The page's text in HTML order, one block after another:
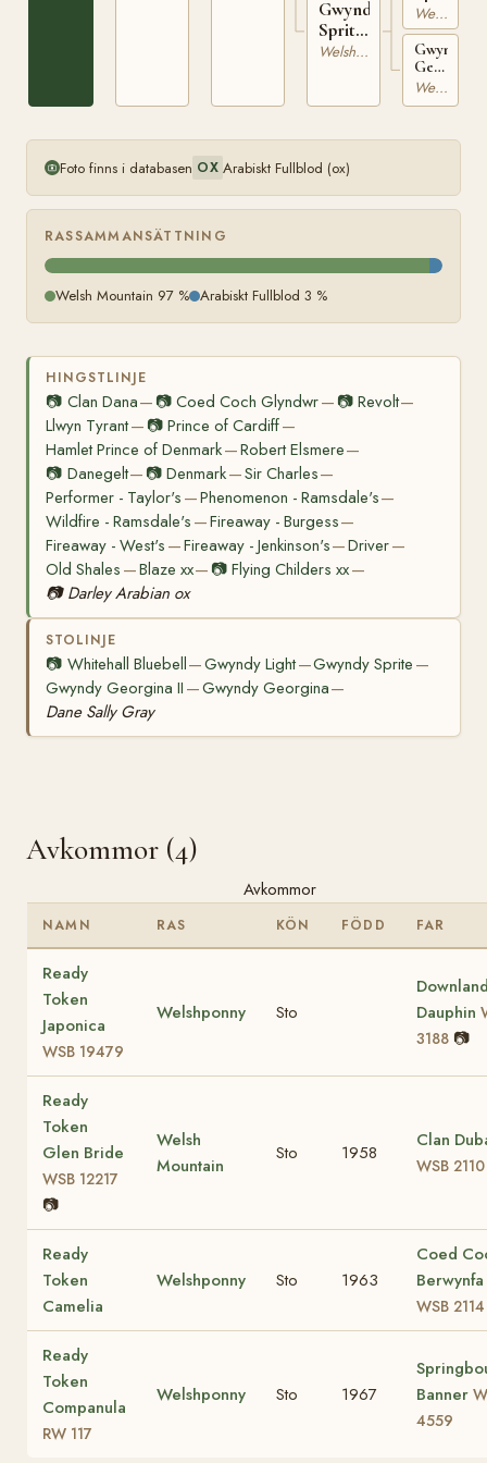
Gwyndy
Sprite
WSBWelsh Mountain
WSB
1036
Welsh Mountain
Gwyndy
Georgina
II
WSB
Welsh Mountain
Foto finns i databasen OX Arabiskt Fullblod (ox)
RASSAMMANSÄTTNING
Welsh Mountain 97 % Arabiskt Fullblod 3 %
HINGSTLINJE
📷 Clan Dana— 📷Coed Coch Glyndwr— 📷 Revolt—
Llwyn Tyrant— 📷Prince of Cardiff—
Hamlet Prince of Denmark—Robert Elsmere—
📷 Danegelt— 📷Denmark—Sir Charles—
Performer - Taylor's —Phenomenon - Ramsdale's—
Wildfire - Ramsdale's —Fireaway - Burgess—
Fireaway - West's —Fireaway - Jenkinson's—Driver—
Old Shales —Blaze xx— 📷Flying Childers xx—
📷 Darley Arabian ox
STOLINJE
📷 Whitehall Bluebell—Gwyndy Light—Gwyndy Sprite —
Gwyndy Georgina II —Gwyndy Georgina—
Dane Sally Gray
Avkommor (4)
Avkommor
NAMN RAS KÖN FÖDD FAR
Ready
Token
Japonica
WSB 19479
Welshponny Sto
Dauphin
3188 📷
Ready
Token
Glen Bride
WSB 12217
📷
Welsh
Mountain
Sto 1958
Clan
WSB 2110
Ready
Token
Camelia
Welshponny Sto 1963
Coed
Berwynfa
WSB 2114
Ready
Token
Companula
RW 117
Welshponny Sto 1967
Banner
4559